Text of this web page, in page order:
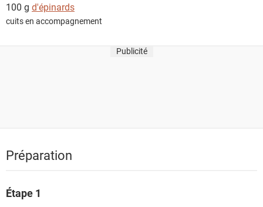
100 g d'épinards
cuits en accompagnement
Publicité
Préparation
Étape 1